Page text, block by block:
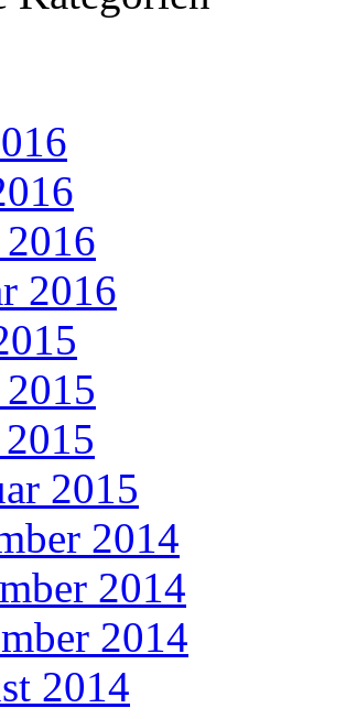
2016
2015
2014
2014
2014
2014